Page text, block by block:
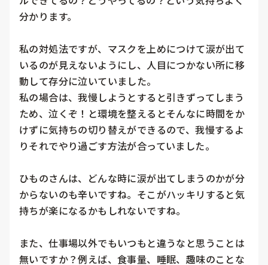
分かります。
私の対処法ですが、マスクを上めにつけて涙が出て
いるのが見えないようにし、人目につかない所に移
動して存分に泣いていました。
私の場合は、我慢しようとすると引きずってしまう
ため、泣くぞ！と環境を整えるとそんなに時間をか
けずに気持ちの切り替えができるので、我慢するよ
りそれでやり過ごす方法が合っていました。
ひものさんは、どんな時に涙が出てしまうのかが分
からないのも辛いですね。そこがハッキリすると気
持ちが楽になるかもしれないですね。
また、仕事場以外でもいつもと違うなと思うことは
無いですか？例えば、食事量、睡眠、趣味のことな